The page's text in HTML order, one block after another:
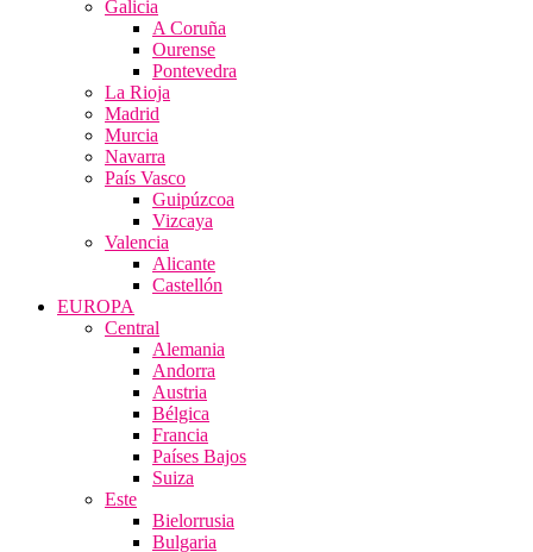
Galicia
A Coruña
Ourense
Pontevedra
La Rioja
Madrid
Murcia
Navarra
País Vasco
Guipúzcoa
Vizcaya
Valencia
Alicante
Castellón
EUROPA
Central
Alemania
Andorra
Austria
Bélgica
Francia
Países Bajos
Suiza
Este
Bielorrusia
Bulgaria